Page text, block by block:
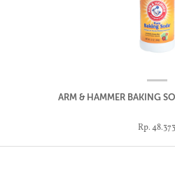
ARM & HAMMER BAKING
Rp. 48.373